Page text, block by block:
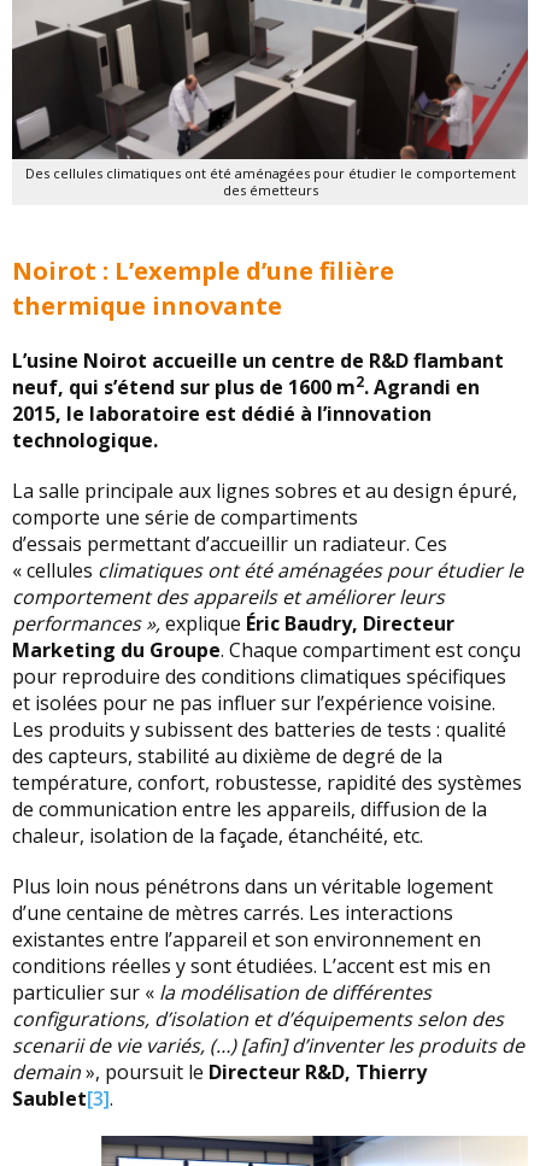
Des cellules climatiques ont été aménagées pour étudier le comportement
des émetteurs
Noirot : L’exemple d’une filière
thermique innovante
L’usine Noirot accueille un centre de R&D flambant
neuf, qui s’étend sur plus de 1600 m2. Agrandi en
2015, le laboratoire est dédié à l’innovation
technologique.
La salle principale aux lignes sobres et au design épuré,
comporte une série de compartiments
d’essais permettant d’accueillir un radiateur. Ces
« cellules climatiques ont été aménagées pour étudier le
comportement des appareils et améliorer leurs
performances »,explique Éric Baudry, Directeur
Marketing du Groupe. Chaque compartiment est conçu
pour reproduire des conditions climatiques spécifiques
et isolées pour ne pas influer sur l’expérience voisine.
Les produits y subissent des batteries de tests : qualité
des capteurs, stabilité au dixième de degré de la
température, confort, robustesse, rapidité des systèmes
de communication entre les appareils, diffusion de la
chaleur, isolation de la façade, étanchéité, etc.
Plus loin nous pénétrons dans un véritable logement
d’une centaine de mètres carrés. Les interactions
existantes entre l’appareil et son environnement en
conditions réelles y sont étudiées. L’accent est mis en
particulier sur « la modélisation de différentes
configurations, d’isolation et d’équipements selon des
scenarii de vie variés, (…) [afin] d’inventer les produits de
demain», poursuit le Directeur R&D, Thierry
Saublet[3].